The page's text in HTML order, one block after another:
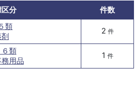
分
件数
類
2 件
類
用品
1 件